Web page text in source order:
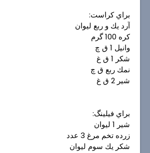
براي كراست:
آرد يك و ربع ليوان
كره 100 گرم
وانيل 1 ق چ
شكر 1 ق غ
نمك ربع ق چ
شير 2 ق غ
براي فيلينگ:
شير 1 ليوان
زرده تخم مرغ 3 عدد
شكر يك سوم ليوان